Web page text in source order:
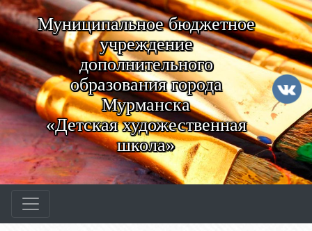
Муниципальное бюджетное
учреждение
дополнительного
образования города
Мурманска
«Детская художественная
школа»